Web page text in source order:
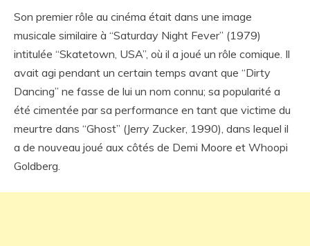
Son premier rôle au cinéma était dans une image
musicale similaire à “Saturday Night Fever” (1979)
intitulée “Skatetown, USA”, où il a joué un rôle comique. Il
avait agi pendant un certain temps avant que “Dirty
Dancing” ne fasse de lui un nom connu; sa popularité a
été cimentée par sa performance en tant que victime du
meurtre dans “Ghost” (Jerry Zucker, 1990), dans lequel il
a de nouveau joué aux côtés de Demi Moore et Whoopi
Goldberg.